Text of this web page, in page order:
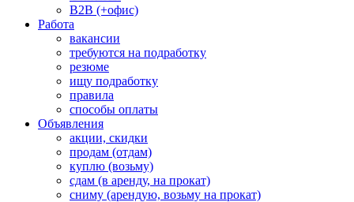
B2B (+офис)
Работа
вакансии
требуются на подработку
резюме
ищу подработку
правила
способы оплаты
Объявления
акции, скидки
продам (отдам)
куплю (возьму)
сдам (в аренду, на прокат)
сниму (арендую, возьму на прокат)